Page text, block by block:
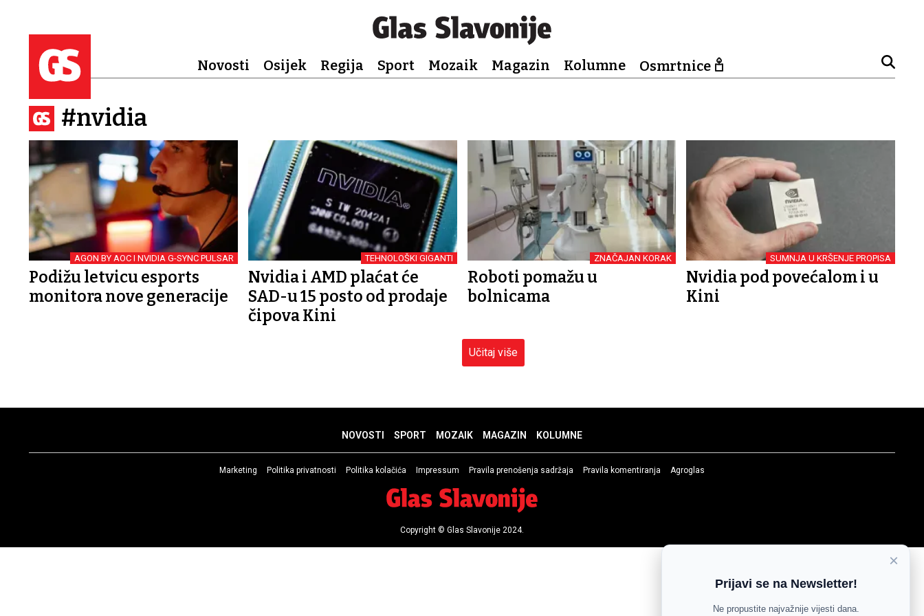
Novosti Osijek Regija Sport Mozaik Magazin Kolumne Osmrtnice
#nvidia
AGON BY AOC I NVIDIA G-SYNC PULSAR
Podižu letvicu esports
monitora nove generacije
TEHNOLOŠKI GIGANTI
Nvidia i AMD plaćat će
SAD-u 15 posto od prodaje
čipova Kini
ZNAČAJAN KORAK
Roboti pomažu u
bolnicama
SUMNJA U KRŠENJE PROPISA
Nvidia pod povećalom i u
Kini
Učitaj više
NOVOSTI SPORT MOZAIK MAGAZIN KOLUMNE
Marketing Politika privatnosti Politika kolačića Impressum Pravila prenošenja sadržaja Pravila komentiranja Agroglas
Copyright © Glas Slavonije 2024.
×
Prijavi se na Newsletter!
Ne propustite najvažnije vijesti dana.